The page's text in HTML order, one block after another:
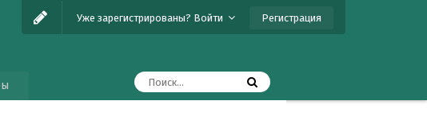
Уже зарегистрированы? Войти Регистрация